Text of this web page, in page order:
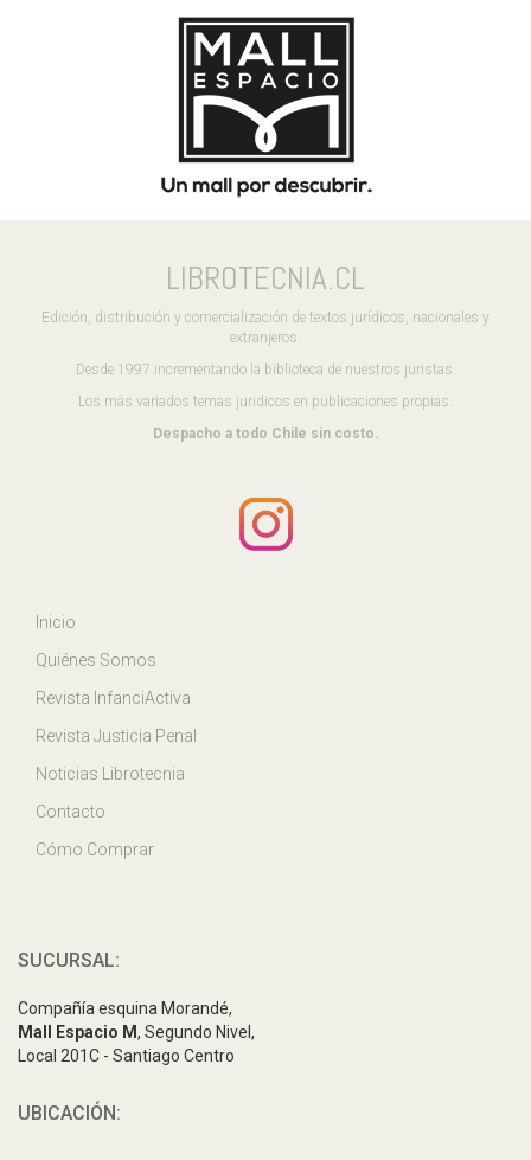
LIBROTECNIA.CL
Edición, distribución y comercialización de textos jurídicos, nacionales y
extranjeros.
Desde 1997 incrementando la biblioteca de nuestros juristas.
Los más variados temas juridicos en publicaciones propias.
Despacho a todo Chile sin costo.
Inicio
Quiénes Somos
Revista InfanciActiva
Revista Justicia Penal
Noticias Librotecnia
Contacto
Cómo Comprar
SUCURSAL:
Compañía esquina Morandé,
Mall Espacio M, Segundo Nivel,
Local 201C - Santiago Centro
UBICACIÓN: